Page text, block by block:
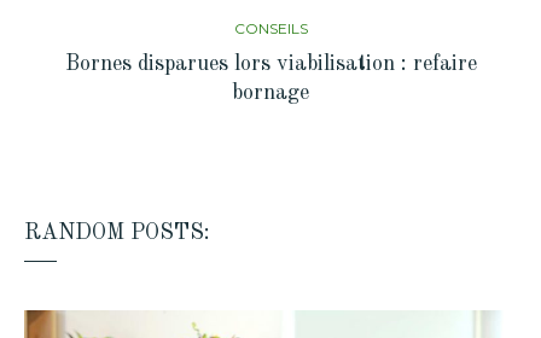
CONSEILS
Bornes disparues lors viabilisation : refaire
bornage
RANDOM POSTS: